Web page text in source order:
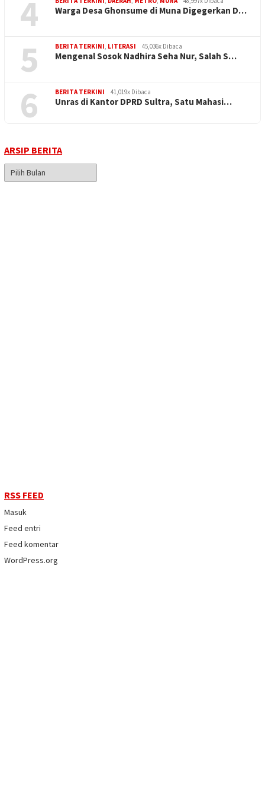
4 Warga Desa Ghonsume di Muna Digegerkan D…
5 BERITA TERKINI LITERASI 45,036x Dibaca
Mengenal Sosok Nadhira Seha Nur, Salah S…
6 BERITA TERKINI 41,019x Dibaca
Unras di Kantor DPRD Sultra, Satu Mahasi…
ARSIP BERITA
Arsip
Berita
RSS FEED
Masuk
Feed entri
Feed komentar
WordPress.org